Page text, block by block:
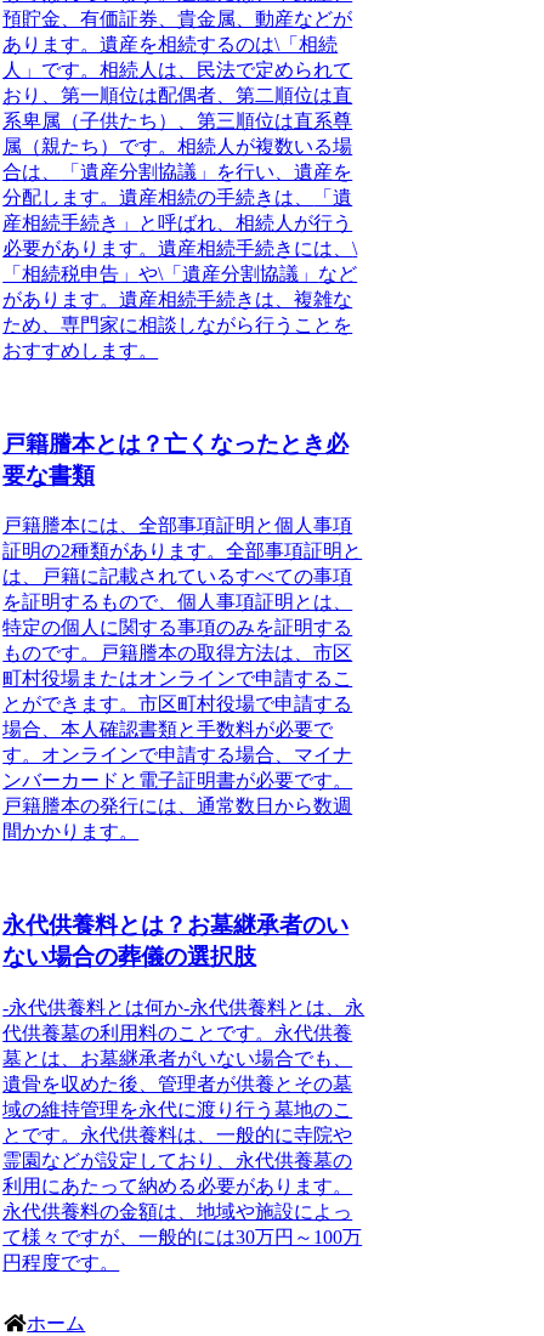
預貯金、有価証券、貴金属、動産などが
あります。遺産を相続するのは\「相続
人」 です。相続人は、民法で定められて
おり、第一順位は配偶者、第二順位は直
系卑属（子供たち）、第三順位は直系尊
属（親たち）です。相続人が複数いる場
合は、
「遺産分割協議」
を行い、遺産を
分配します。遺産相続の手続きは、
「遺
産相続手続き」
と呼ばれ、相続人が行う
必要があります。遺産相続手続きには、\
「相続税申告」や\「遺産分割協議」 など
があります。遺産相続手続きは、複雑な
ため、専門家に相談しながら行うことを
おすすめします。
戸籍謄本とは？亡くなったとき必
要な書類
戸籍謄本には、全部事項証明と個人事項
証明の2種類があります。全部事項証明と
は、戸籍に記載されているすべての事項
を証明するもので、個人事項証明とは、
特定の個人に関する事項のみを証明する
ものです。戸籍謄本の取得方法は、市区
町村役場またはオンラインで申請するこ
とができます。市区町村役場で申請する
場合、本人確認書類と手数料が必要で
す。オンラインで申請する場合、マイナ
ンバーカードと電子証明書が必要です。
戸籍謄本の発行には、通常数日から数週
間かかります。
永代供養料とは？お墓継承者のい
ない場合の葬儀の選択肢
-永代供養料とは何か-永代供養料とは、永
代供養墓の利用料のことです。永代供養
墓とは、お墓継承者がいない場合でも、
遺骨を収めた後、管理者が供養とその墓
域の維持管理を永代に渡り行う墓地のこ
とです。永代供養料は、一般的に寺院や
霊園などが設定しており、永代供養墓の
利用にあたって納める必要があります。
永代供養料の金額は、地域や施設によっ
て様々ですが、一般的には30万円～100万
円程度です。
ホーム